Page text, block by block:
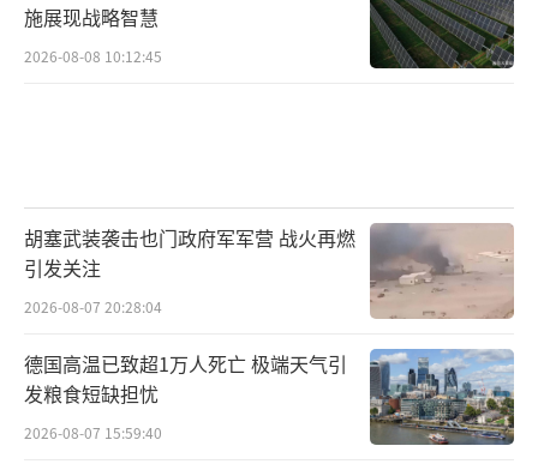
十二年归国路，1011位英烈终安息。每一
都是精神的传承。这些仪式已经成为全民爱国
主义教育的重要载体，激励着后人铭记历史、
珍惜和平、开创未来。英雄回家，浩气长存！
施展现战略智慧
2026-08-08 10:12:45
胡塞武装袭击也门政府军军营 战火再燃
引发关注
2026-08-07 20:28:04
德国高温已致超1万人死亡 极端天气引
发粮食短缺担忧
2026-08-07 15:59:40